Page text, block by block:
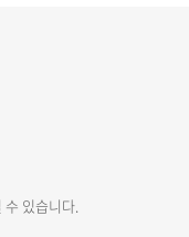
있습니다.